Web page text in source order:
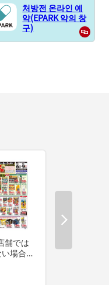
처방전 온라인 예
약(EPARK 약의 창
구)